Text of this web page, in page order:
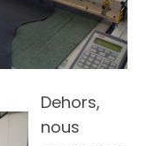
Dehors,
nous